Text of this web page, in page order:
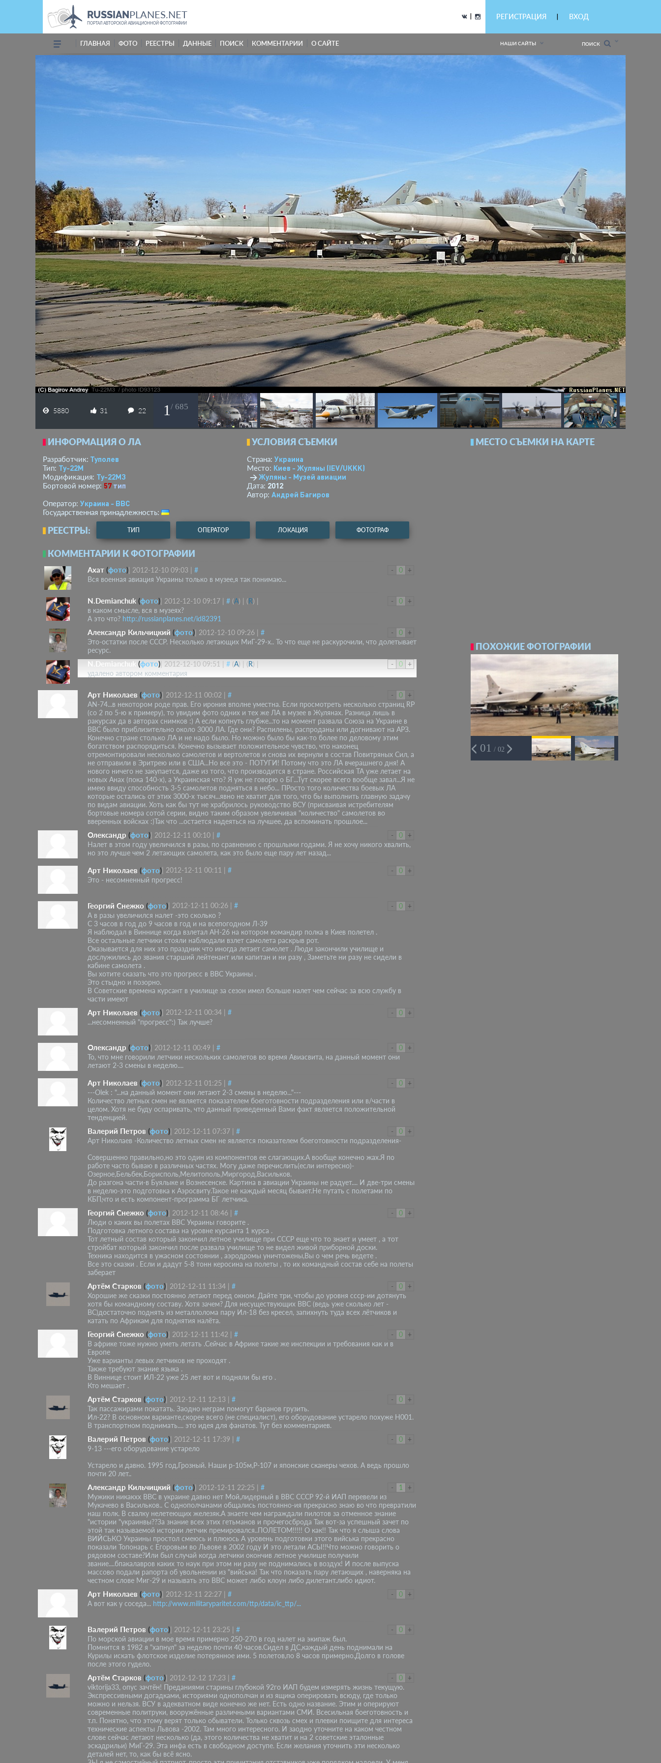
RUSSIANPLANES.NET
ПОРТАЛ АВТОРСКОЙ АВИАЦИОННОЙ ФОТОГРАФИИ
РЕГИСТРАЦИЯ ВХОД
ГЛАВНАЯ ФОТО РЕЕСТРЫ ДАННЫЕ ПОИСК КОММЕНТАРИИ О САЙТЕ НАШИ САЙТЫ ПОИСК
5880 31 22 1 / 685
ИНФОРМАЦИЯ О ЛА
Разработчик: Туполев
Тип: Ту-22М
Модификация: Ту-22М3
Бортовой номер: 57 тип
Оператор: Украина - ВВС
Государственная принадлежность:
УСЛОВИЯ СЪЕМКИ
Страна: Украина
Место: Киев - Жуляны (IEV/UKKK)
→Жуляны - Музей авиации
Дата: 2012
Автор: Андрей Багиров
РЕЕСТРЫ: ТИП ОПЕРАТОР ЛОКАЦИЯ ФОТОГРАФ
КОММЕНТАРИИ К ФОТОГРАФИИ
- 0 +
Ахат (фото) 2012-12-10 09:03
#
Вся военная авиация Украины только в музее,я так понимаю...
- 0 +
N.Demianchuk (фото) 2012-12-10 09:17 # (A) (R)
в каком смысле, вся в музеях?
А это что? http://russianplanes.net/id82391
-
0 +
Александр Кильчицкий (фото) 2012-12-10 09:26
#
Это-остатки после СССР. Несколько летающих МиГ-29-х.. То что еще не раскурочили, что долетывает
ресурс.
-
0 +
N.Demianchuk (фото) 2012-12-10 09:51 # (A) (R)
удалено автором комментария
- 0 +
Арт Николаев (фото) 2012-12-11 00:02
#
АN-74...в некотором роде прав. Его ирония вполне уместна. Если просмотреть несколько страниц RP
(со 2 по 5-ю к примеру), то увидим фото одних и тех же ЛА в музее в Жулянах. Разница лишь в
ракурсах да в авторах снимков :) А если копнуть глубже...то на момент развала Союза на Украине в
ВВС было приблизительно около 3000 ЛА. Где они? Распилены, распроданы или догнивают на АРЗ.
Конечно стране столько ЛА и не надо было. Но можно было бы как-то более по деловому этим
богатством распорядиться. Конечно вызывает положительное чувство, что наконец
отремонтировали несколько самолетов и вертолетов и снова их вернули в состав Повитряных Сил, а
не отправили в Эритрею или в США...Но все это - ПОТУГИ! Потому что это ЛА вчерашнего дня! А
нового ничего не закупается, даже из того, что производится в стране. Российская ТА уже летает на
новых Анах (пока 140-х), а Украинская что? Я уж не говорю о БГ...Тут скорее всего вообще завал...Я не
имею ввиду способность 3-5 самолетов подняться в небо... ПРосто того количества боевых ЛА
которые остались от этих 3000-х тысяч...явно не хватит для того, что бы выполнить главную задачу
по видам авиации. Хоть как бы тут не храбрилось руководство ВСУ (присваивая истребителям
бортовые номера сотой серии, видно таким образом увеличивая "количество" самолетов во
вверенных войсках :)Так что ...остается надеяться на лучшее, да вспоминать прошлое...
-
0 +
Олександр (фото) 2012-12-11 00:10
#
Налет в этом году увеличился в разы, по сравнению с прошлыми годами. Я не хочу никого хвалить,
но это лучше чем 2 летающих самолета, как это было еще пару лет назад...
- 0 +
Арт Николаев (фото) 2012-12-11 00:11
#
Это - несомненный прогресс!
- 0 +
Георгий Снежко (фото) 2012-12-11 00:26
#
А в разы увеличился налет -это сколько ?
С 3 часов в год до 9 часов в год и на всепогодном Л-39
Я наблюдал в Виннице когда взлетал АН-26 на котором командир полка в Киев полетел .
Все остальные летчики стояли наблюдали взлет самолета раскрыв рот.
Оказывается для них это праздник что иногда летает самолет . Люди закончили училище и
дослужились до звания старший лейтенант или капитан и ни разу , Заметьте ни разу не сидели в
кабине самолета .
Вы хотите сказать что это прогресс в ВВС Украины .
Это стыдно и позорно.
В Советские времена курсант в училище за сезон имел больше налет чем сейчас за всю службу в
части имеют
-
0 +
Арт Николаев (фото) 2012-12-11 00:34
#
...несомненный "прогресс":) Так лучше?
- 0 +
Олександр (фото) 2012-12-11 00:49
#
То, что мне говорили летчики нескольких самолетов во время Авиасвита, на данный момент они
летают 2-3 смены в неделю....
- 0 +
Арт Николаев (фото) 2012-12-11 01:25
#
---Olek : "...на данный момент они летают 2-3 смены в неделю..."---
Количество летных смен не является показателем боеготовности подразделения или в/части в
целом. Хотя не буду оспаривать, что данный приведенный Вами факт является положительной
тенденцией.
-
0 +
Валерий Петров (фото) 2012-12-11 07:37
#
Арт Николаев -Количество летных смен не является показателем боеготовности подразделения-
Совершенно правильно,но это один из компонентов ее слагающих.А вообще конечно жах.Я по
работе часто бываю в различных частях. Могу даже перечислить(если интересно)-
Озерное,Бельбек,Борисполь,Мелитополь,Миргород,Васильков.
До разгона части-в Буялыке и Вознесенске. Картина в авиации Украины не радует.... И две-три смены
в неделю-это подготовка к Аэросвиту.Такое не каждый месяц бывает.Не путать с полетами по
КБП,что и есть компонент-программа БГ летчика.
-
0 +
Георгий Снежко (фото) 2012-12-11 08:46
#
Люди о каких вы полетах ВВС Украины говорите .
Подготовка летного состава на уровне курсанта 1 курса .
Тот летный состав который закончил летное училище при СССР еще что то знает и умеет , а тот
стройбат который закончил после развала училище то не видел живой приборной доски.
Техника находится в ужасном состоянии , аэродромы уничтожены,Вы о чем речь ведете .
Все это сказки . Если и дадут 5-8 тонн керосина на полеты , то их командный состав себе на полеты
заберает
-
0 +
Артём Старков (фото) 2012-12-11 11:34
#
Хорошие же сказки постоянно летают перед окном. Дайте три, чтобы до уровня ссср-ии дотянуть
хотя бы командному составу. Хотя зачем? Для несуществующих ВВС (ведь уже сколько лет -
ВС)достаточно поднять из металлолома пару Ил-18 без кресел, запихнуть туда всех лётчиков и
катать по Африкам для поднятия налёта.
-
0 +
Георгий Снежко (фото) 2012-12-11 11:42
#
В африке тоже нужно уметь летать .Сейчас в Африке такие же инспекции и требования как и в
Европе
Уже варианты левых летчиков не проходят .
Также требуют знание языка .
В Виннице стоит ИЛ-22 уже 25 лет вот и подняли бы его .
Кто мешает .
-
0 +
Артём Старков (фото) 2012-12-11 12:13
#
Так пассажирами покатать. Заодно неграм помогут баранов грузить.
Ил-22? В основном варианте,скорее всего (не специалист), его оборудование устарело похуже Н001.
В транспортном поднимать.... это идея для фанатов. Тут без комментариев.
-
0 +
Валерий Петров (фото) 2012-12-11 17:39
#
9-13 ---его оборудование устарело
Устарело и давно. 1995 год,Грозный. Наши р-105м,Р-107 и японские сканеры чехов. А ведь прошло
почти 20 лет..
-
1 +
Александр Кильчицкий (фото) 2012-12-11 22:25
#
Мужики никакхх ВВС в украине давно нет Мой,лидерный в ВВС СССР 92-й ИАП перевели из
Мукачево в Васильков.. С однополчанами общались постоянно-ия прекрасно знаю во что превратили
наш полк. В свалку нелетеющих железяк.А знаете чем награждали пилотов за отменное знание
"истории "украинвы??За знание всех этих гетьманов и прочегосброда Так вот-за успешный зачет по
этой так называемой истории летчик премировался..ПОЛЕТОМ!!!!! О как!! Так что я слыша слова
ВИЙСЬКО Украины простол смеюсь и плююсь А уровень подготовки этого вийська прекрасно
показали Топонарь с Егоровым во Львове в 2002 году И это летали АСЫ!!Что можно говорить о
рядовом составе?Или был случай когда летчики окончив летное училише получили
звание....бпакалавров каких то наук при этом ни разу не поднимались в воздух! И после выпуска
массово подали рапорта об увольнении из "вийська! Так что показать пару летающих , наверняка на
честном слове Миг-29 и называть это ВВС может либо клоун либо дилетант.либо идиот.
-
0 +
Арт Николаев (фото) 2012-12-11 22:27
#
А вот как у соседа... http://www.militaryparitet.com/ttp/data/ic_ttp/...
- 0 +
Валерий Петров (фото) 2012-12-11 23:25
#
По морской авиации в мое время примерно 250-270 в год налет на экипаж был.
Помнится в 1982 я "хапнул" за неделю почти 40 часов.Сидел в ДС,каждый день поднимали на
Курилы искать флотское изделие потерянное ими. 5 полетов,по 8 часов примерно.Долго в голове
после этого гудело.
-
0 +
Артём Старков (фото) 2012-12-12 17:23
#
viktorija33, опус зачтён! Преданиями старины глубокой 92го ИАП будем измерять жизнь текущую.
Экспрессивными догадками, историями однополчан и из ящика оперировать всюду, где только
можно и нельзя. ВСУ в адекватном виде конечно же нет. Есть одно название. Этим и оперируют
современные политруки, вооружённые различными вариантами СМИ. Всесильная боеготовность и
т.п. Понятно, что этому верят только обыватели. Только сквозь смех и плевки поищите для интереса
технические аспекты Львова -2002. Там много интересного. И заодно уточните на каком честном
слове сейчас летают несколько (да, этого количества не хватит и на 2 советские эталонные
эскадрильи) МиГ-29. Эта инфа есть в свободном доступе. Если желания уточнить эти несколько
деталей нет, то, как бы всё ясно.
МЕСТО СЪЕМКИ НА КАРТЕ
ПОХОЖИЕ ФОТОГРАФИИ
01 / 02